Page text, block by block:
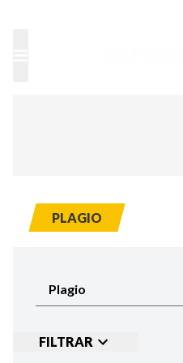
PLAGIO
FILTRAR